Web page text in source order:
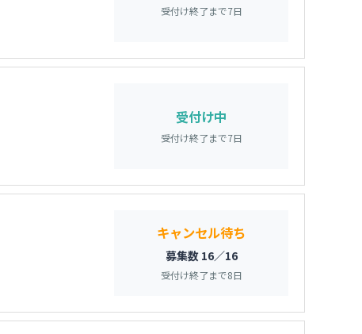
受付け終了まで7日
受付け中
受付け終了まで7日
キャンセル待ち
募集数 16／16
受付け終了まで8日